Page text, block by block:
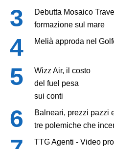
Debutta Mosaico
formazione sul mare
Melià approda nel
Wizz Air, il costo
del fuel pesa
sui conti
Balneari, prezzi pazzi
tre polemiche che
TTG Agenti - Video